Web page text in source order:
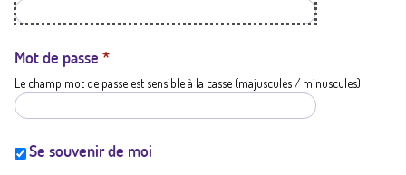
a
t
i
Mot de passe *
Le champ mot de passe est sensible à la casse (majuscules / minuscules)
Se souvenir de moi